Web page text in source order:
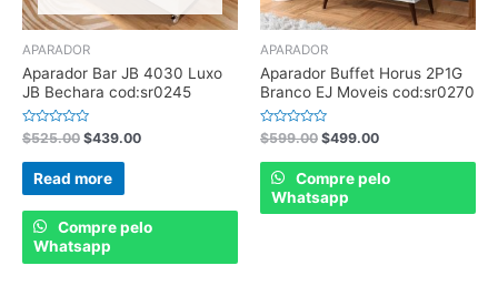
APARADOR
Aparador Bar JB 4030 Luxo
JB Bechara cod:sr0245
Rated
0
out
$525.00 $439.00
Read more
Compre pelo
Whatsapp
APARADOR
Aparador Buffet Horus 2P1G
Branco EJ Moveis cod:sr0270
Rated
0
out
$599.00 $499.00
Compre pelo
Whatsapp